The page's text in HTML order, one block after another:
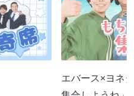
エバース×ヨネ